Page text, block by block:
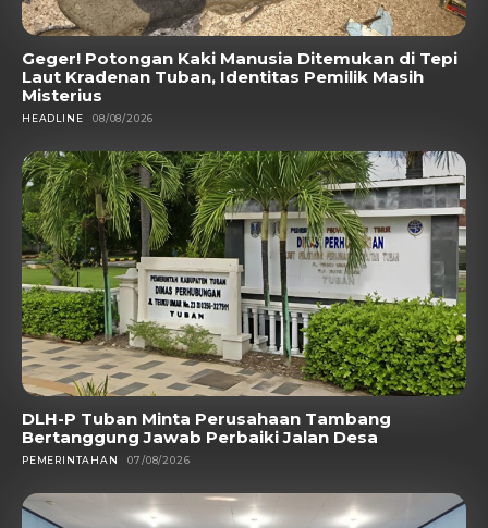
Geger! Potongan Kaki Manusia Ditemukan di Tepi
Laut Kradenan Tuban, Identitas Pemilik Masih
Misterius
HEADLINE 08/08/2026
DLH-P Tuban Minta Perusahaan Tambang
Bertanggung Jawab Perbaiki Jalan Desa
PEMERINTAHAN 07/08/2026